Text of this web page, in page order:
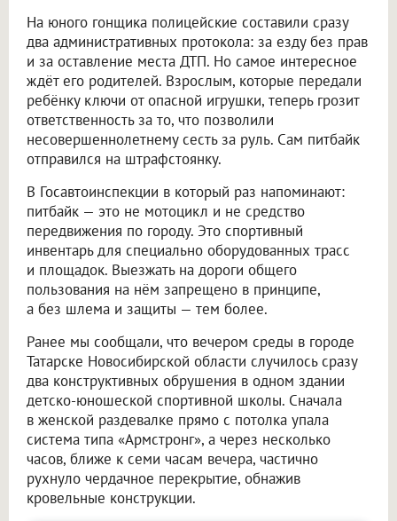
На юного гонщика полицейские составили сразу
два административных протокола: за езду без прав
и за оставление места ДТП. Но самое интересное
ждёт его родителей. Взрослым, которые передали
ребёнку ключи от опасной игрушки, теперь грозит
ответственность за то, что позволили
несовершеннолетнему сесть за руль. Сам питбайк
отправился на штрафстоянку.
В Госавтоинспекции в который раз напоминают:
питбайк — это не мотоцикл и не средство
передвижения по городу. Это спортивный
инвентарь для специально оборудованных трасс
и площадок. Выезжать на дороги общего
пользования на нём запрещено в принципе,
а без шлема и защиты — тем более.
Ранее мы сообщали, что вечером среды в городе
Татарске Новосибирской области случилось сразу
два конструктивных обрушения в одном здании
детско-юношеской спортивной школы. Сначала
в женской раздевалке прямо с потолка упала
система типа «Армстронг», а через несколько
часов, ближе к семи часам вечера, частично
рухнуло чердачное перекрытие, обнажив
кровельные конструкции.